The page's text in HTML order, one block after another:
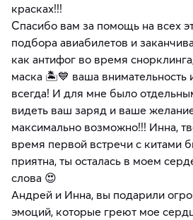
красках!!!
Спасибо вам за помощь на всех
подбора авиабилетов и
как антифог во время
маска 🏝💙 ваша внимательность
всегда! И для мне было
видеть ваш заряд и ваше
максимально возможно!!! Инна,
время первой встречи с китами
приятна, ты осталась в моем
слова 😍
Андрей и Инна, вы подарили
эмоций, которые греют мое